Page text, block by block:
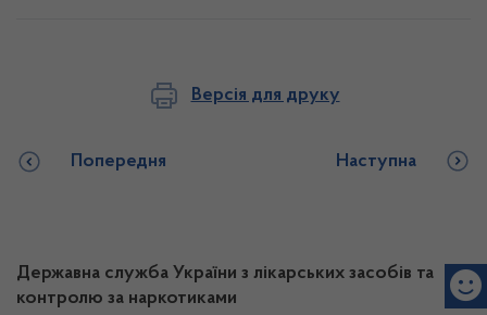
Версія для друку
Попередня Наступна
Державна служба України з лікарських засобів та
контролю за наркотиками